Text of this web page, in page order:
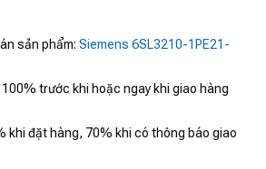
sản phẩm: Siemens 6SL3210-1PE21-
100% trước khi hoặc ngay khi giao hàng
khi đặt hàng, 70% khi có thông báo giao